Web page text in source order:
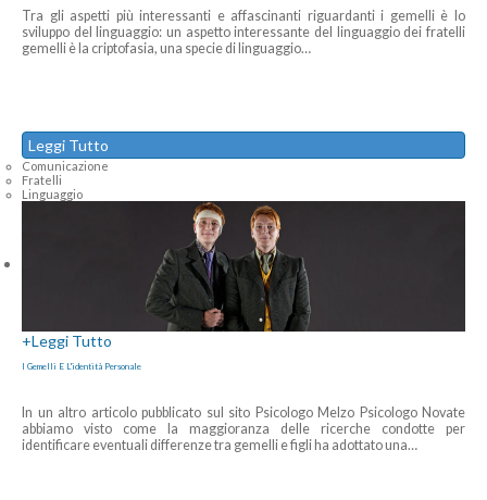
Tra gli aspetti più interessanti e affascinanti riguardanti i gemelli è lo
sviluppo del linguaggio: un aspetto interessante del linguaggio dei fratelli
gemelli è la criptofasia, una specie di linguaggio…
Leggi Tutto
Comunicazione
Fratelli
Linguaggio
+Leggi Tutto
I Gemelli E L'identità Personale
In un altro articolo pubblicato sul sito Psicologo Melzo Psicologo Novate
abbiamo visto come la maggioranza delle ricerche condotte per
identificare eventuali differenze tra gemelli e figli ha adottato una…